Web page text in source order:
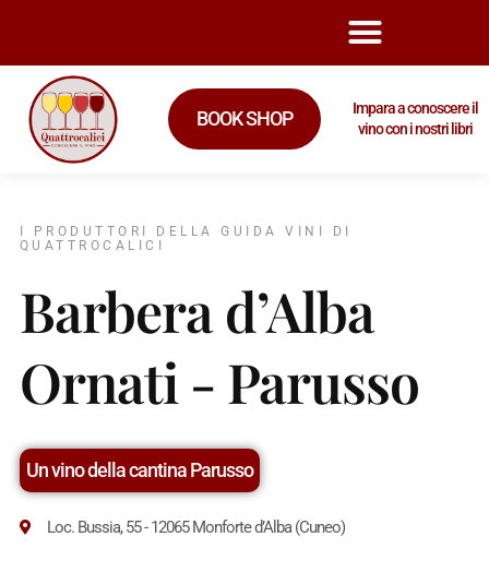
BOOK SHOP
Impara a conoscere il
vino con i nostri libri
I PRODUTTORI DELLA GUIDA VINI DI
QUATTROCALICI
Barbera d’Alba
Ornati - Parusso
Un vino della cantina Parusso
Loc. Bussia, 55 - 12065 Monforte d’Alba (Cuneo)